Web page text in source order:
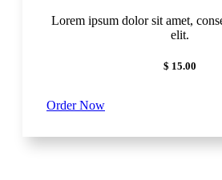
Lorem ipsum dolor sit amet,
elit.
$ 15.00
Order Now